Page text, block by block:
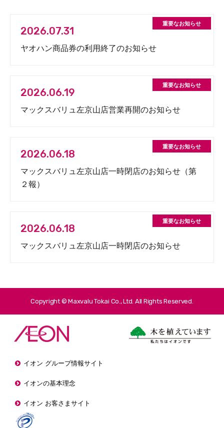
2026.07.31
ヤオハン商品券の利用終了のお知らせ
2026.06.19
マックスバリュ左京山店営業再開のお知らせ
2026.06.18
マックスバリュ左京山店一時閉店のお知らせ（第
２報）
2026.06.18
マックスバリュ左京山店一時閉店のお知らせ
Copyright © Maxvalu Tokai Co., Ltd. All Rights Reserved.
イオン グループ情報サイト
イオンの基本理念
イオン お客さまサイト